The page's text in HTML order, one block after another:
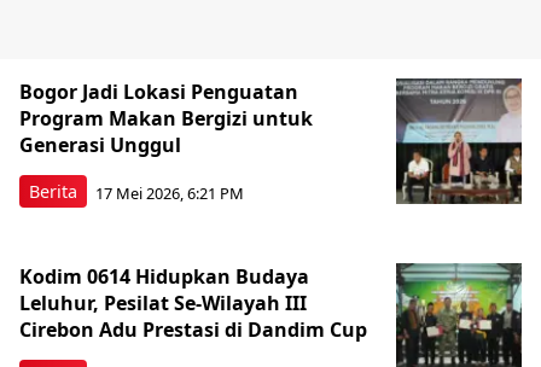
Berita
Bogor Jadi Lokasi Penguatan
Program Makan Bergizi untuk
Generasi Unggul
17 Mei 2026, 6:21 PM
Kodim 0614 Hidupkan Budaya
Leluhur, Pesilat Se-Wilayah III
Cirebon Adu Prestasi di Dandim Cup